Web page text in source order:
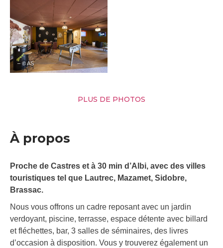
– © AS
PLUS DE PHOTOS
À propos
Proche de Castres et à 30 min d’Albi, avec des villes
touristiques tel que Lautrec, Mazamet, Sidobre,
Brassac.
Nous vous offrons un cadre reposant avec un jardin
verdoyant, piscine, terrasse, espace détente avec billard
et fléchettes, bar, 3 salles de séminaires, des livres
d’occasion à disposition. Vous y trouverez également un